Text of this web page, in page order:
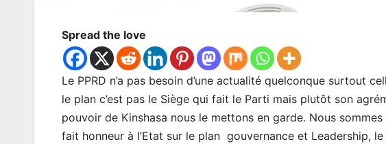
Spread the love
Le PPRD n’a pas besoin d’une actualité quelconque surtout
le plan c’est pas le Siège qui fait le Parti mais plutôt son
pouvoir de Kinshasa nous le mettons en garde. Nous
fait honneur à l’Etat sur le plan gouvernance et Leadership,